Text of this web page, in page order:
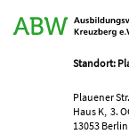
Standort:
Plauener
Haus K, 3.
13053